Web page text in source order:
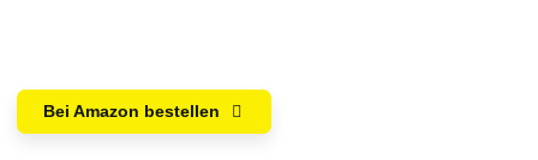
Bei Amazon bestellen